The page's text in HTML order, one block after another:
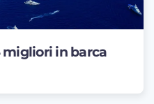
migliori in barca